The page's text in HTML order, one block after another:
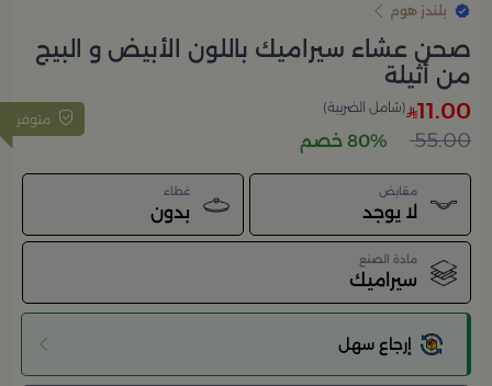
بلندز هوم
صحن عشاء سيراميك باللون الأبيض و البيج
من أثيلة
متوفر 11.00 (شامل الضريبة)
55.00 80% خصم
مقابض
لا يوجد
غطاء
بدون
مادة الصنع
سيراميك
إرجاع سهل